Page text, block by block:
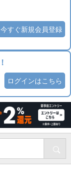
今すぐ新規会員登録
ログインはこちら